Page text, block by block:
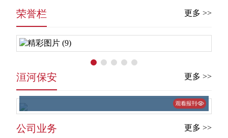
荣誉栏 更多 >>
洹河保安 更多 >>
公司业务 更多 >>